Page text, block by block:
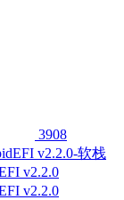
3908
v2.2.0
v2.2.0